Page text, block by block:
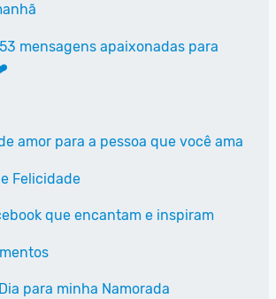
mensagens apaixonadas para
amor para a pessoa que você ama
Felicidade
que encantam e inspiram
para minha Namorada